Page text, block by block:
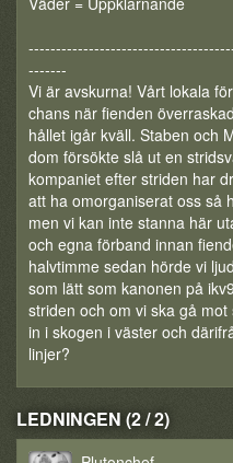
-------
Vi är avskurna! Vårt lokala
chans när fienden
hållet igår kväll. Staben och
dom försökte slå ut en
kompaniet efter striden har
att ha omorganiserat oss så
men vi kan inte stanna här
och egna förband innan
halvtimme sedan hörde vi
som lätt som kanonen på
striden och om vi ska gå
in i skogen i väster och
linjer?
LEDNINGEN (2 / 2)